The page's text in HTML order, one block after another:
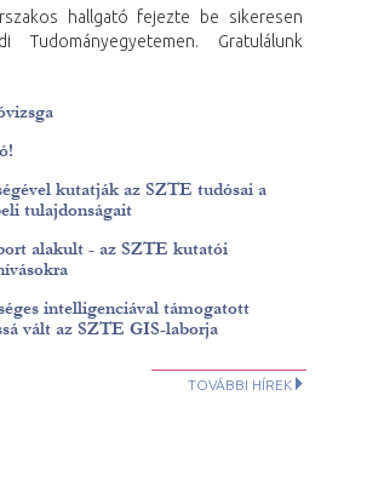
hallgató fejezte be sikeresen
Tudományegyetemen. Gratulálunk
kutatják az SZTE tudósai a
tulajdonságait
alakult - az SZTE kutatói
intelligenciával támogatott
vált az SZTE GIS-laborja
TOVÁBBI HÍREK